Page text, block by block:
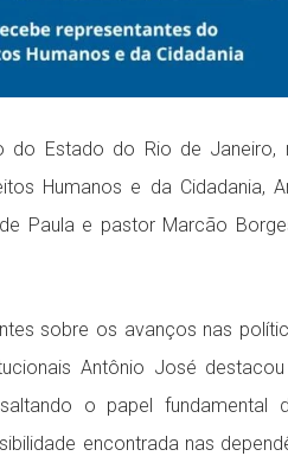
do Estado do Rio de
Humanos e da Cidadania,
Paula e pastor Marcão
sobre os avanços nas
Antônio José
o papel fundamental
encontrada nas